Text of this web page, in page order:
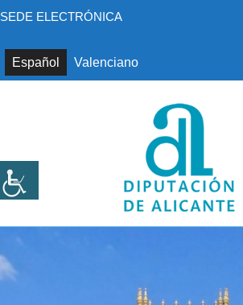
al
SEDE ELECTRÓNICA
Español Valenciano